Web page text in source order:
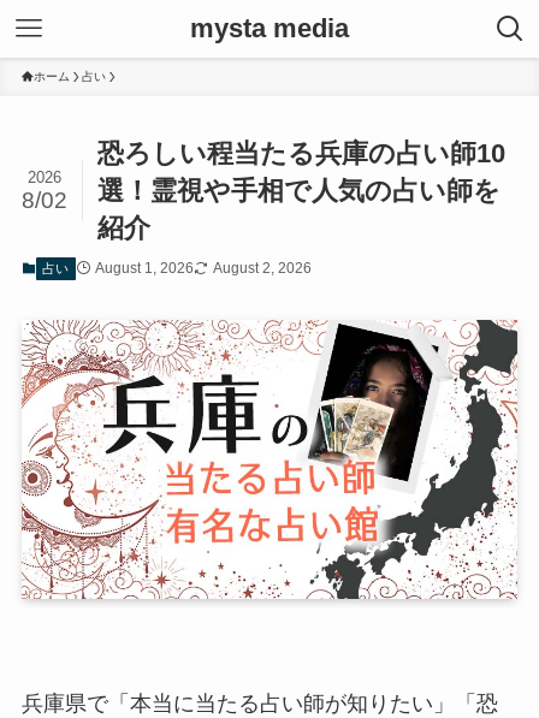
mysta media
ホーム 占い
恐ろしい程当たる兵庫の占い師10
選！霊視や手相で人気の占い師を
紹介
2026
8/02
占い August 1, 2026 August 2, 2026
兵庫県で「本当に当たる占い師が知りたい」「恐